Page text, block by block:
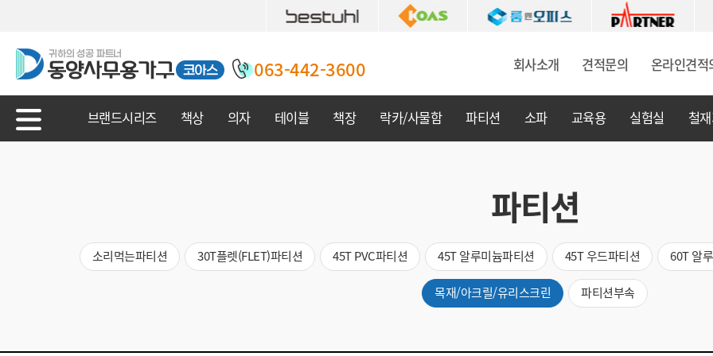
063-442-3600 회사소개 견적문의 온라인견적
브랜드시리즈 책상 의자 테이블 책장 락카/사물함 파티션 소파 교육용 실험실 철
파티션
소리먹는파티션 30T플렛(FLET)파티션 45T PVC파티션 45T 알루미늄파티션 45T 우드파티션 60T 알
목재/아크릴/유리스크린 파티션부속